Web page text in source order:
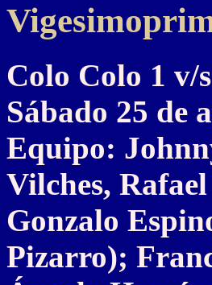
Colo Colo 1
Sábado 25 de
Equipo:
Vilches,
Gonzalo
Pizarro);